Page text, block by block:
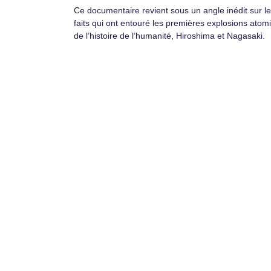
Ce documentaire revient sous un angle inédit sur
faits qui ont entouré les premières explosions
de l’histoire de l’humanité, Hiroshima et Nagasaki.